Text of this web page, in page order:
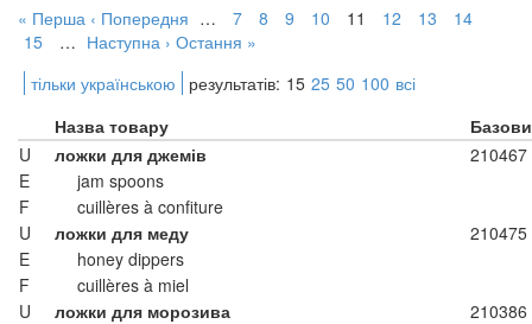
« Перша ‹ Попередня … 7 8 9 10 11 12 13
14
15
… Наступна › Остання »
тільки українською
результатів: 15 25 50 100 всі
Назва товару
U
ложки для джемів
210467
E
jam spoons
F
cuillères à confiture
U
ложки для меду
210475
E
honey dippers
F
cuillères à miel
U
ложки для морозива
210386